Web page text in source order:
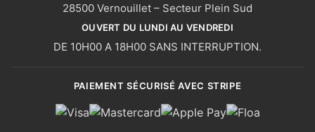
28500 Vernouillet – Secteur Plein Sud
OUVERT DU LUNDI AU VENDREDI
DE 10H00 A 18H00 SANS INTERRUPTION.
PAIEMENT SÉCURISÉ AVEC STRIPE